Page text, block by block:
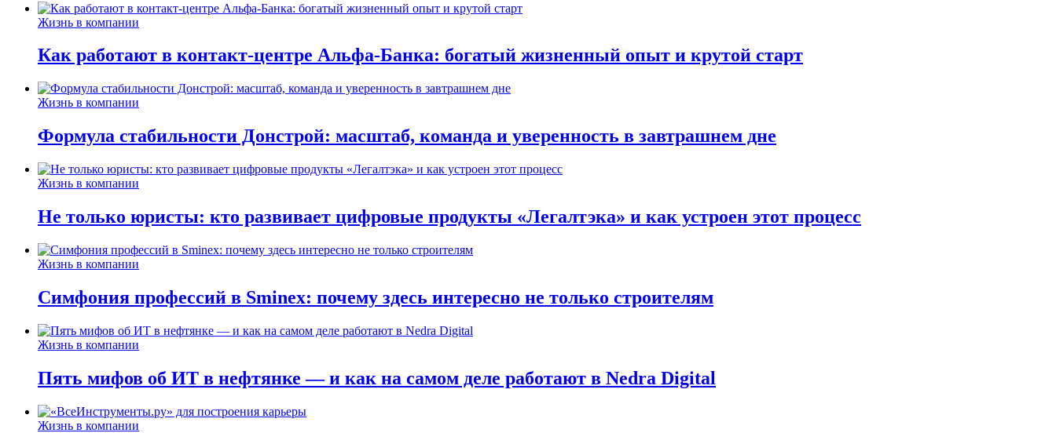
Жизнь в компании
Как работают в контакт-центре Альфа-Банка: богатый жизненный опыт и крутой старт
Жизнь в компании
Формула стабильности Донстрой: масштаб, команда и уверенность в завтрашнем дне
Жизнь в компании
Не только юристы: кто развивает цифровые продукты «Легалтэка» и как устроен этот процесс
Жизнь в компании
Симфония профессий в Sminex: почему здесь интересно не только строителям
Жизнь в компании
Пять мифов об ИТ в нефтянке — и как на самом деле работают в Nedra Digital
Жизнь в компании